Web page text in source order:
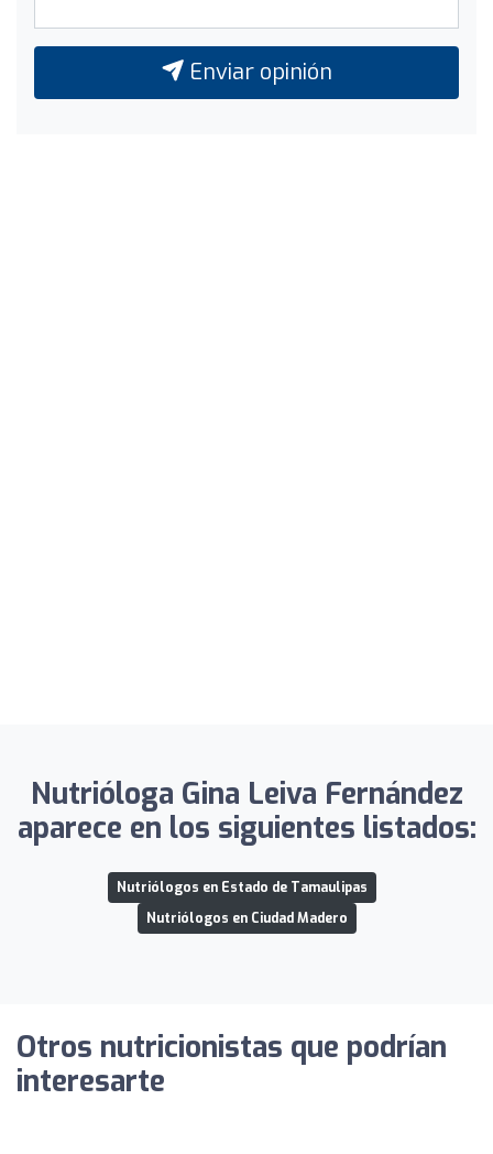
Enviar opinión
Nutrióloga Gina Leiva Fernández
aparece en los siguientes listados:
Nutriólogos en Estado de Tamaulipas
Nutriólogos en Ciudad Madero
Otros nutricionistas que podrían
interesarte